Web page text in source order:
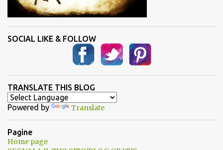
SOCIAL LIKE & FOLLOW
TRANSLATE THIS BLOG
Powered by Translate
Pagine
Home page